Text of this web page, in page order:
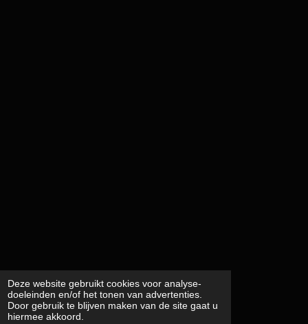
Deze website gebruikt cookies voor analyse-
doeleinden en/of het tonen van advertenties.
Door gebruik te blijven maken van de site gaat u
hiermee akkoord.